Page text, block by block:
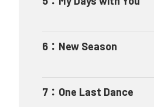
6 ： New Season
7 ： One Last Dance